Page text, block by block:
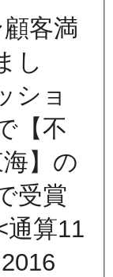
客満
し
ショ
【不
】の
受賞
通算11